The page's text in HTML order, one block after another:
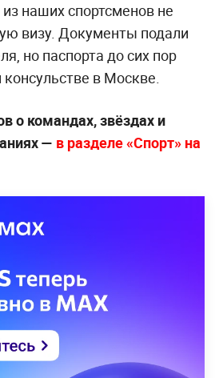
наших спортсменов не
визу. Документы подали
но паспорта до сих пор
в Москве.
о командах, звёздах и
— в разделе «Спорт» на